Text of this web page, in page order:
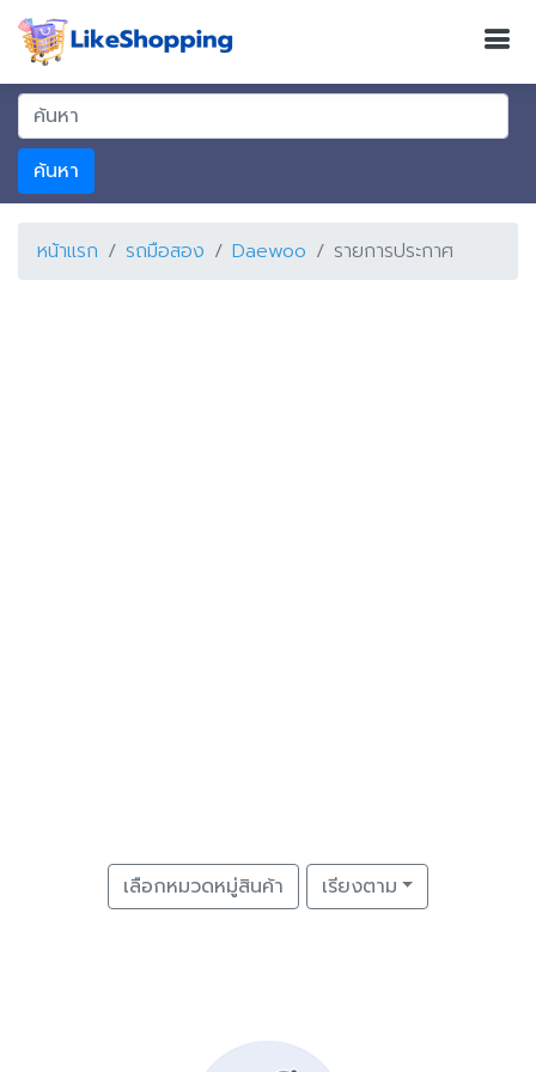
ค้นหา
หน้าแรก รถมือสอง Daewoo รายการประกาศ
เลือกหมวดหมู่สินค้า เรียงตาม